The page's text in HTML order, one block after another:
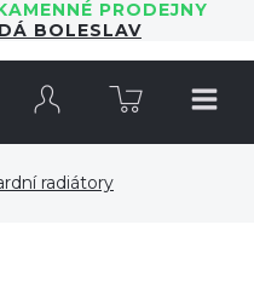
PRODEJNY
BOLESLAV
radiátory